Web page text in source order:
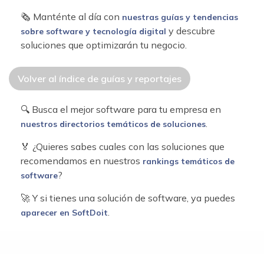
🗞 Manténte al día con nuestras guías y tendencias
sobre software y tecnología digital y descubre
soluciones que optimizarán tu negocio.
Volver al índice de guías y reportajes
🔍 Busca el mejor software para tu empresa en
nuestros directorios temáticos de soluciones.
🏅 ¿Quieres sabes cuales con las soluciones que
recomendamos en nuestros rankings temáticos de
software?
🚀 Y si tienes una solución de software, ya puedes
aparecer en SoftDoit.